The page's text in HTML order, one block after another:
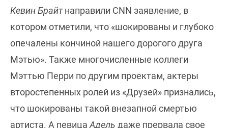
Кевин Брайтнаправили CNN заявление, в
котором отметили, что «шокированы и глубоко
опечалены кончиной нашего дорогого друга
Мэтью». Также многочисленные коллеги
Мэттью Перри по другим проектам, актеры
второстепенных ролей из «Друзей» признались,
что шокированы такой внезапной смертью
артиста. А певица Адель даже прервала свое